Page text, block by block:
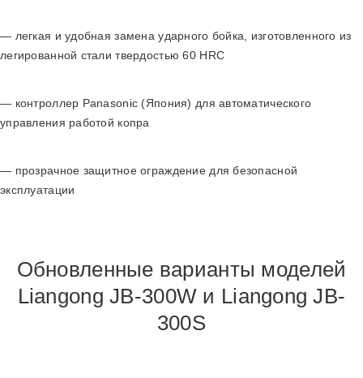
— легкая и удобная замена ударного бойка, изготовленного из
легированной стали твердостью 60 HRC
— контроллер Panasonic (Япония) для автоматического
управления работой копра
— прозрачное защитное ограждение для безопасной
эксплуатации
Обновленные варианты моделей
Liangong JB-300W и Liangong JB-
300S